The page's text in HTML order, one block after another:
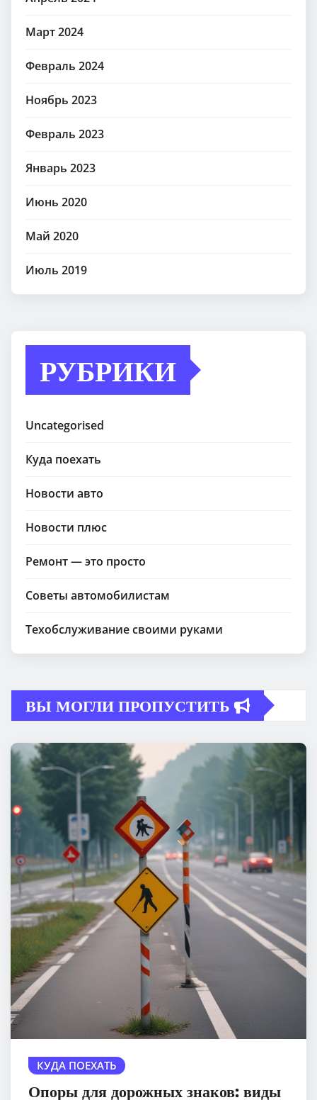
Март 2024
Февраль 2024
Ноябрь 2023
Февраль 2023
Январь 2023
Июнь 2020
Май 2020
Июль 2019
РУБРИКИ
Uncategorised
Куда поехать
Новости авто
Новости плюс
Ремонт — это просто
Советы автомобилистам
Техобслуживание своими руками
ВЫ МОГЛИ ПРОПУСТИТЬ
КУДА ПОЕХАТЬ
Опоры для дорожных знаков: виды